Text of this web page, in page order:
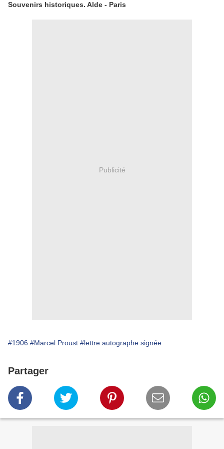
Souvenirs historiques. Alde - Paris
Publicité
#1906 #Marcel Proust #lettre autographe signée
Partager